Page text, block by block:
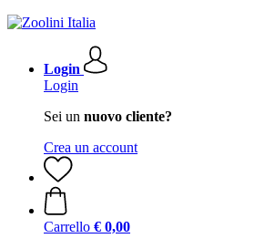
Login
Login
Sei un nuovo cliente?
Crea un account
Carrello € 0,00